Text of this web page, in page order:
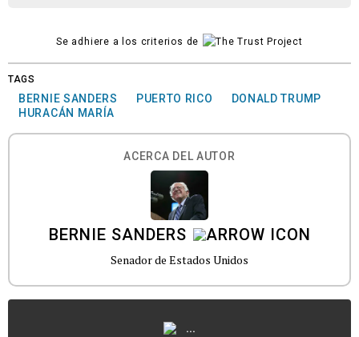
Se adhiere a los criterios de
TAGS
BERNIE SANDERS PUERTO RICO
DONALD TRUMP
HURACÁN MARÍA
ACERCA DEL AUTOR
BERNIE SANDERS
Senador de Estados Unidos
...